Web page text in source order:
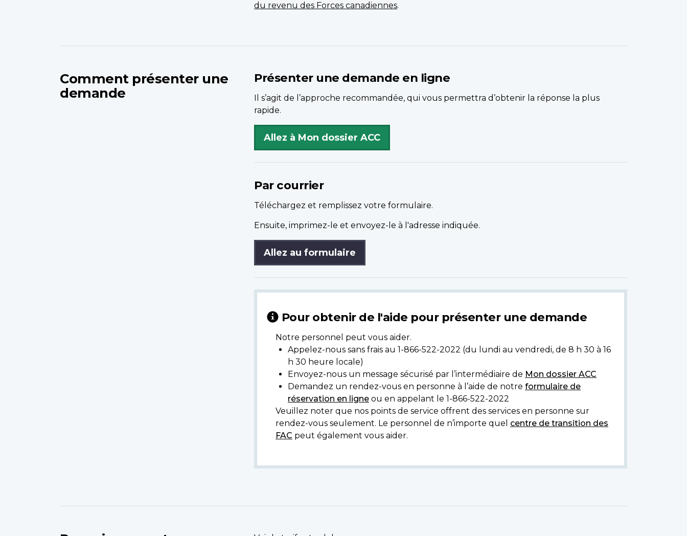
du revenu des Forces canadiennes.
Comment présenter une
demande
Présenter une demande en ligne
Il s’agit de l’approche recommandée, qui vous permettra d’obtenir la réponse la plus
rapide.
Allez à Mon dossier ACC
Par courrier
Téléchargez et remplissez votre formulaire.
Ensuite, imprimez-le et envoyez-le à l'adresse indiquée.
Allez au formulaire
Pour obtenir de l'aide pour présenter une demande
Notre personnel peut vous aider.
Appelez-nous sans frais au 1-866-522-2022 (du lundi au vendredi, de 8 h 30 à 16
h 30 heure locale)
Envoyez-nous un message sécurisé par l’intermédiaire de Mon dossier ACC
Demandez un rendez-vous en personne à l’aide de notre formulaire de
réservation en ligne ou en appelant le 1-866-522-2022
Veuillez noter que nos points de service offrent des services en personne sur
rendez-vous seulement. Le personnel de n’importe quel centre de transition des
FAC peut également vous aider.